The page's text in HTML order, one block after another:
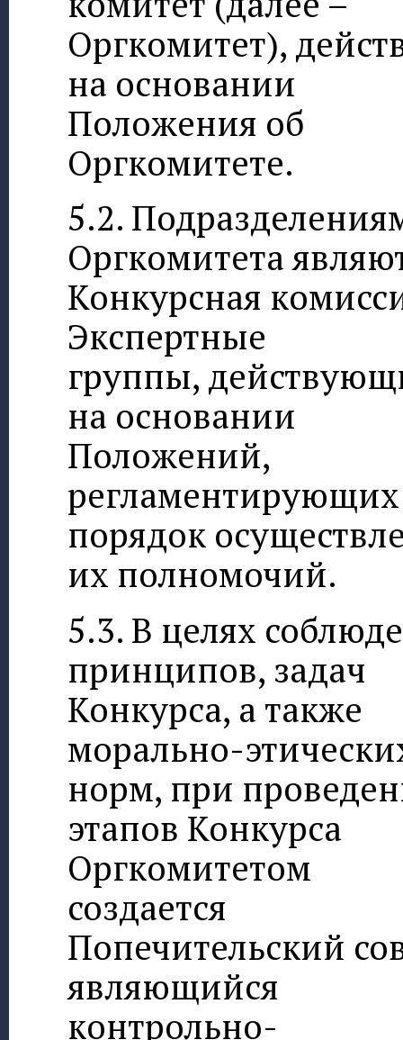
Оргкомитет),
на основании
Положения об
Оргкомитете.
5.2.
Оргкомитета
Конкурсная
Экспертные
группы,
на основании
Положений,
регламентирующих
порядок
их полномочий.
5.3. В целях
принципов, задач
Конкурса, а также
морально-
норм, при
этапов Конкурса
Оргкомитетом
создается
Попечительский
являющийся
контрольно-